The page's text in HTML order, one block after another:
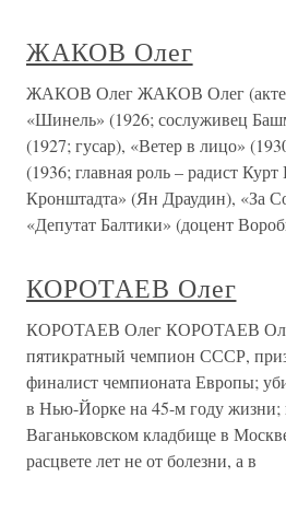
ЖАКОВ Олег
ЖАКОВ Олег ЖАКОВ Олег (актер
«Шинель» (1926; сослуживец
(1927; гусар), «Ветер в лицо»
(1936; главная роль – радист
Кронштадта» (Ян Драудин), «За
«Депутат Балтики» (доцент
КОРОТАЕВ Олег
КОРОТАЕВ Олег КОРОТАЕВ
пятикратный чемпион СССР,
финалист чемпионата Европы;
в Нью-Йорке на 45-м году жизни;
Ваганьковском кладбище в
расцвете лет не от болезни, а в